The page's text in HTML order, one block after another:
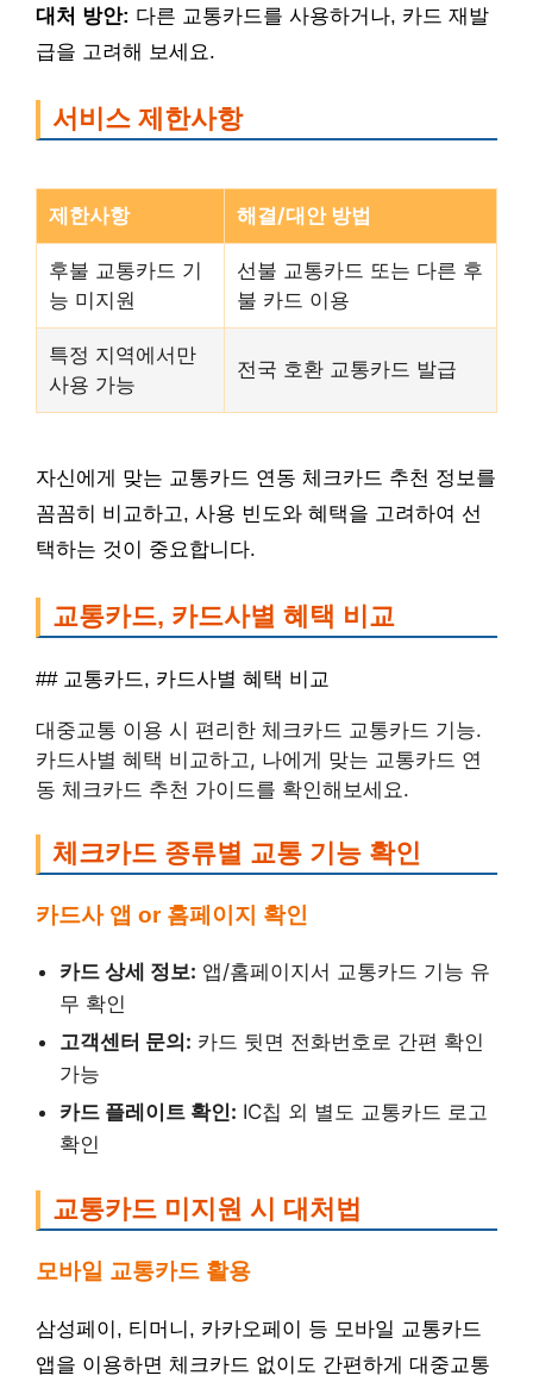
대처 방안: 다른 교통카드를 사용하거나, 카드 재발
급을 고려해 보세요.
서비스 제한사항
제한사항 해결/대안 방법
후불 교통카드 기
능 미지원
선불 교통카드 또는 다른 후
불 카드 이용
특정 지역에서만
사용 가능
전국 호환 교통카드 발급
자신에게 맞는 교통카드 연동 체크카드 추천 정보를
꼼꼼히 비교하고, 사용 빈도와 혜택을 고려하여 선
택하는 것이 중요합니다.
교통카드, 카드사별 혜택 비교
## 교통카드, 카드사별 혜택 비교
대중교통 이용 시 편리한 체크카드 교통카드 기능.
카드사별 혜택 비교하고, 나에게 맞는 교통카드 연
동 체크카드 추천 가이드를 확인해보세요.
체크카드 종류별 교통 기능 확인
카드사 앱 or 홈페이지 확인
카드 상세 정보: 앱/홈페이지서 교통카드 기능 유
무 확인
고객센터 문의: 카드 뒷면 전화번호로 간편 확인
가능
카드 플레이트 확인: IC칩 외 별도 교통카드 로고
확인
교통카드 미지원 시 대처법
모바일 교통카드 활용
삼성페이, 티머니, 카카오페이 등 모바일 교통카드
앱을 이용하면 체크카드 없이도 간편하게 대중교통